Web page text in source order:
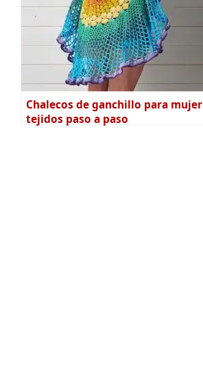
Chalecos de ganchillo para mujer
tejidos paso a paso